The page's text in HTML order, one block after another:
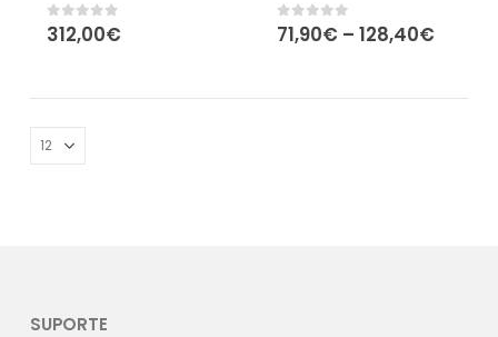
0out of 5
312,00€ 0out of 5
71,90€ – 128,40€Price
SUPORTE